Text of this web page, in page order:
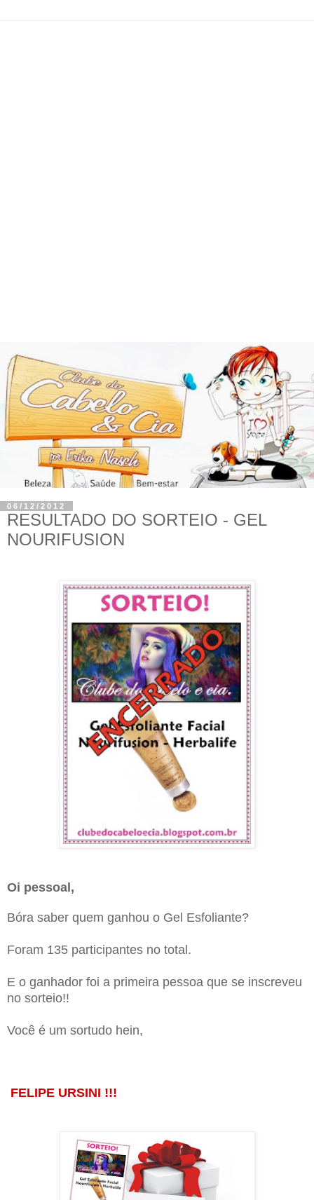
06/12/2012
RESULTADO DO SORTEIO - GEL
NOURIFUSION
Oi pessoal,
Bóra saber quem ganhou o Gel Esfoliante?
Foram 135 participantes no total.
E o ganhador foi a primeira pessoa que se inscreveu
no sorteio!!
Você é um sortudo hein,
FELIPE URSINI !!!